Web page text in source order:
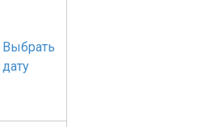
Выбрать
дату